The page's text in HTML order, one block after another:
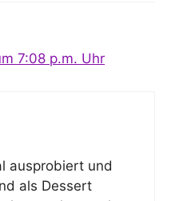
7:08 p.m. Uhr
ausprobiert und
als Dessert